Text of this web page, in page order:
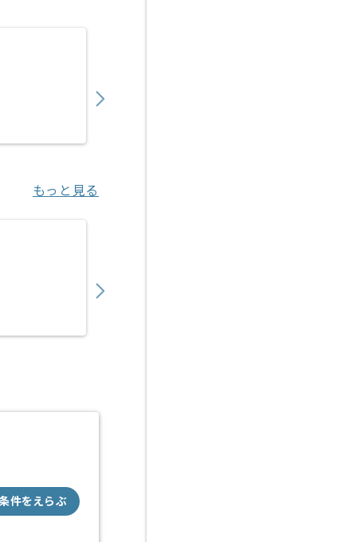
もっと見る
件をえらぶ